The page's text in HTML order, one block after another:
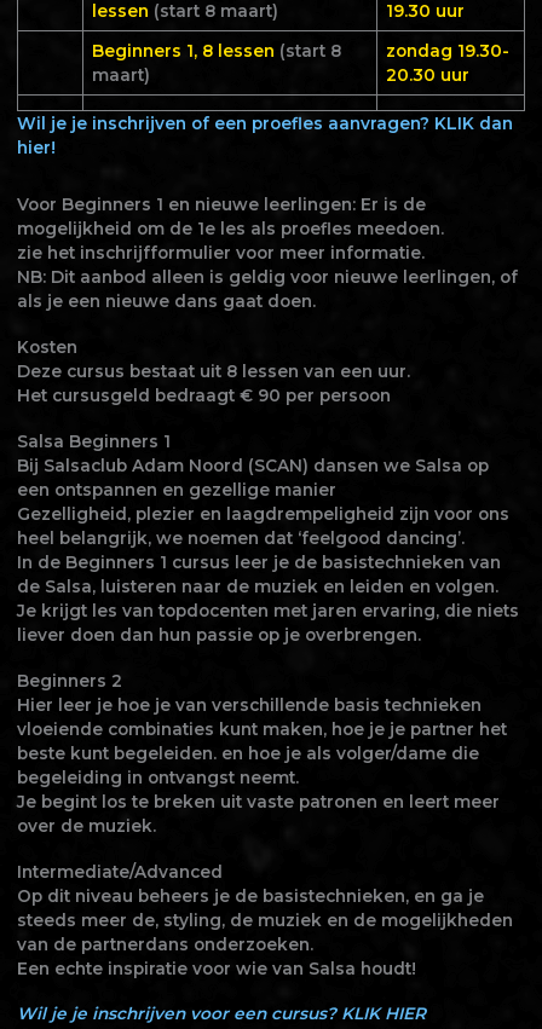
lessen (start 8 maart)
19.30 uur
Beginners 1, 8 lessen (start 8
maart)
zondag 19.30-
20.30 uur
Wil je je inschrijven of een proefles aanvragen? KLIK dan
hier!
Voor Beginners 1 en nieuwe leerlingen: Er is de
mogelijkheid om de 1e les als proefles meedoen.
zie het inschrijfformulier voor meer informatie.
NB: Dit aanbod alleen is geldig voor nieuwe leerlingen, of
als je een nieuwe dans gaat doen.
Kosten
Deze cursus bestaat uit 8 lessen van een uur.
Het cursusgeld bedraagt € 90 per persoon
Salsa Beginners 1
Bij Salsaclub Adam Noord (SCAN) dansen we Salsa op
een ontspannen en gezellige manier
Gezelligheid, plezier en laagdrempeligheid zijn voor ons
heel belangrijk, we noemen dat ‘feelgood dancing’.
In de Beginners 1 cursus leer je de basistechnieken van
de Salsa, luisteren naar de muziek en leiden en volgen.
Je krijgt les van topdocenten met jaren ervaring, die niets
liever doen dan hun passie op je overbrengen.
Beginners 2
Hier leer je hoe je van verschillende basis technieken
vloeiende combinaties kunt maken, hoe je je partner het
beste kunt begeleiden. en hoe je als volger/dame die
begeleiding in ontvangst neemt.
Je begint los te breken uit vaste patronen en leert meer
over de muziek.
Intermediate/Advanced
Op dit niveau beheers je de basistechnieken, en ga je
steeds meer de, styling, de muziek en de mogelijkheden
van de partnerdans onderzoeken.
Een echte inspiratie voor wie van Salsa houdt!
Wil je je inschrijven voor een cursus? KLIK HIER